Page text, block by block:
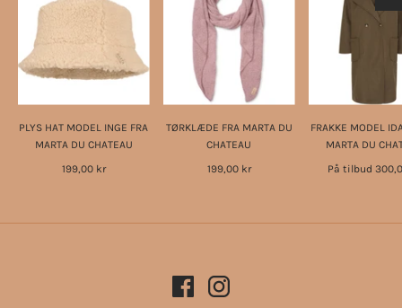
PLYS HAT MODEL INGE FRA
MARTA DU CHATEAU
199,00 kr
TØRKLÆDE FRA MARTA DU
CHATEAU
199,00 kr
FRAKKE MODEL
MARTA DU
På tilbud